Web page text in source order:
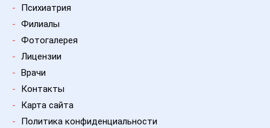
-
Психиатрия
- Филиалы
- Фотогалерея
- Лицензии
- Врачи
-
Контакты
-
Карта сайта
-
Политика конфиденциальности